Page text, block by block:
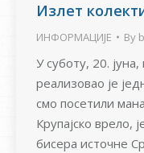
Излет
ИНФОРМАЦИЈЕ By
У суботу, 20.
реализовао је
смо посетили
Крупајско врело,
бисера источне